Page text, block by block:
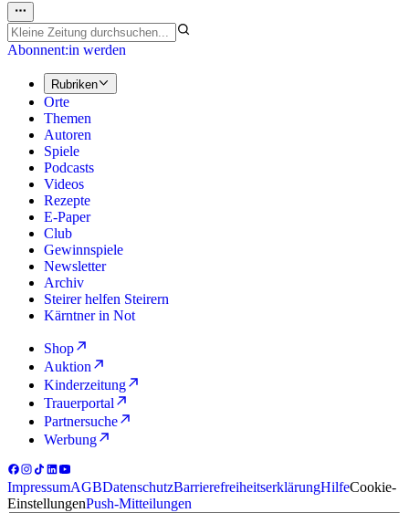
Abonnent:in werden
Rubriken
Orte
Themen
Autoren
Spiele
Podcasts
Videos
Rezepte
E-Paper
Club
Gewinnspiele
Newsletter
Archiv
Steirer helfen Steirern
Kärntner in Not
Shop
Auktion
Kinderzeitung
Trauerportal
Partnersuche
Werbung
ImpressumAGBDatenschutzBarrierefreiheitserklärungHilfeCookie-
EinstellungenPush-Mitteilungen